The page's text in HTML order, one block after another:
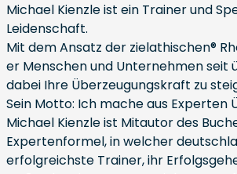
Michael Kienzle ist ein Trainer und
Leidenschaft.
Mit dem Ansatz der zielathischen®
er Menschen und Unternehmen seit
dabei Ihre Überzeugungskraft zu
Sein Motto: Ich mache aus Experten
Michael Kienzle ist Mitautor des
Expertenformel, in welcher
erfolgreichste Trainer, ihr